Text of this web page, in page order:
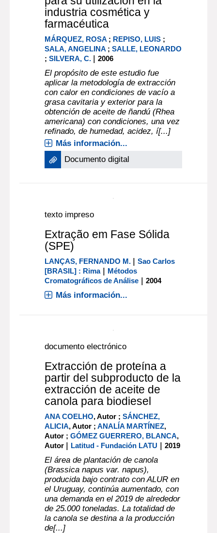
industria cosmética y
farmacéutica
MÁRQUEZ, ROSA ; REPISO, LUIS ;
SALA, ANGELINA ;SALLE, LEONARDO
;SILVERA, C. |2006
El propósito de este estudio fue
aplicar la metodología de extracción
con calor en condiciones de vacío a
grasa cavitaria y exterior para la
obtención de aceite de ñandú (Rhea
americana) con condiciones, una vez
refinado, de humedad, acidez, í[...]
Más información...
Documento digital
texto impreso
Extração em Fase Sólida
(SPE)
LANÇAS, FERNANDO M. |Sao Carlos
[BRASIL] : Rima| Métodos
Cromatográficos de Análise |2004
Más información...
documento electrónico
Extracción de proteína a
partir del subproducto de la
extracción de aceite de
canola para biodiesel
ANA COELHO, Autor ;SÁNCHEZ,
ALICIA, Autor ;ANALÍA MARTÍNEZ,
Autor ;GÓMEZ GUERRERO, BLANCA,
Autor | Latitud - Fundación LATU |2019
El área de plantación de canola
(Brassica napus var. napus),
producida bajo contrato con ALUR en
el Uruguay, continúa aumentado, con
una demanda en el 2019 de alrededor
de 25.000 toneladas. La totalidad de
la canola se destina a la producción
de[...]